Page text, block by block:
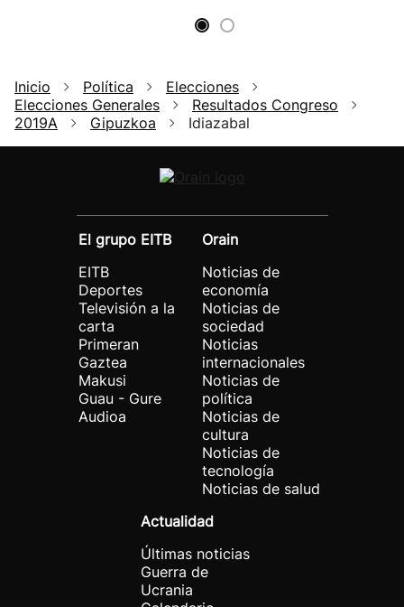
Inicio Política
Elecciones
Elecciones Generales
Resultados Congreso
2019A
Gipuzkoa Idiazabal
El grupo EITB
EITB
Deportes
Televisión a la
carta
Primeran
Gaztea
Makusi
Guau - Gure
Audioa
Orain
Noticias de
economía
Noticias de
sociedad
Noticias
internacionales
Noticias de
política
Noticias de
cultura
Noticias de
tecnología
Noticias de salud
Actualidad
Últimas noticias
Guerra de
Ucrania